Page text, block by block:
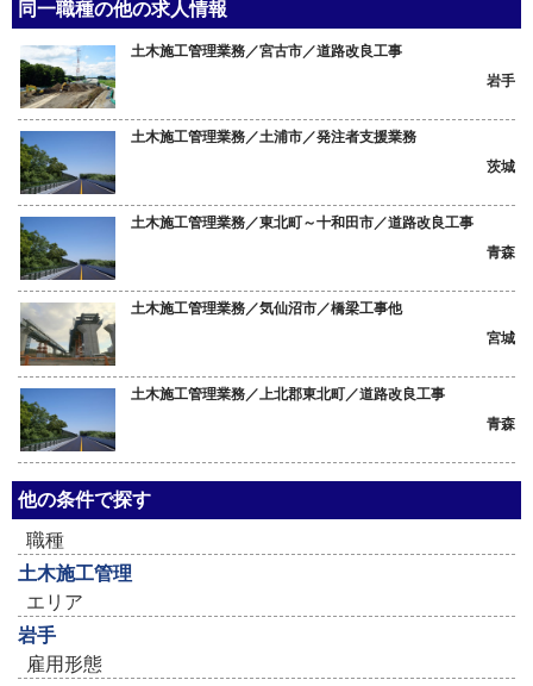
同一職種の他の求人情報
土木施工管理業務／宮古市／道路改良工事
岩手
土木施工管理業務／土浦市／発注者支援業務
茨城
土木施工管理業務／東北町～十和田市／道路改良工事
青森
土木施工管理業務／気仙沼市／橋梁工事他
宮城
土木施工管理業務／上北郡東北町／道路改良工事
青森
他の条件で探す
職種
土木施工管理
エリア
岩手
雇用形態